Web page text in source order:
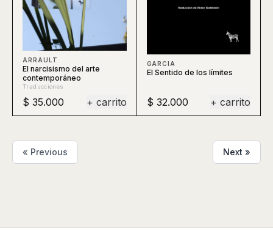
ARRAULT
El narcisismo del arte
contemporáneo
Traducciones
$ 35.000 + carrito
GARCIA
El Sentido de los límites
$ 32.000 + carrito
« Previous Next »